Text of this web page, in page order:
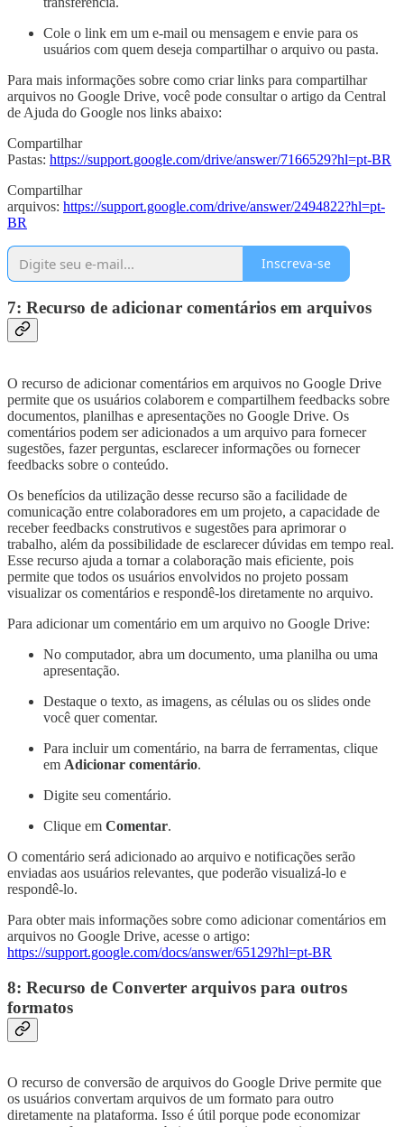
Cole o link em um e-mail ou mensagem e envie para os
usuários com quem deseja compartilhar o arquivo ou pasta.
Para mais informações sobre como criar links para compartilhar
arquivos no Google Drive, você pode consultar o artigo da Central
de Ajuda do Google nos links abaixo:
Compartilhar
Pastas: https://support.google.com/drive/answer/7166529?hl=pt-BR
Compartilhar
arquivos: https://support.google.com/drive/answer/2494822?hl=pt-
BR
Inscreva-se
7: Recurso de adicionar comentários em arquivos
O recurso de adicionar comentários em arquivos no Google Drive
permite que os usuários colaborem e compartilhem feedbacks sobre
documentos, planilhas e apresentações no Google Drive. Os
comentários podem ser adicionados a um arquivo para fornecer
sugestões, fazer perguntas, esclarecer informações ou fornecer
feedbacks sobre o conteúdo.
Os benefícios da utilização desse recurso são a facilidade de
comunicação entre colaboradores em um projeto, a capacidade de
receber feedbacks construtivos e sugestões para aprimorar o
trabalho, além da possibilidade de esclarecer dúvidas em tempo real.
Esse recurso ajuda a tornar a colaboração mais eficiente, pois
permite que todos os usuários envolvidos no projeto possam
visualizar os comentários e respondê-los diretamente no arquivo.
Para adicionar um comentário em um arquivo no Google Drive:
No computador, abra um documento, uma planilha ou uma
apresentação.
Destaque o texto, as imagens, as células ou os slides onde
você quer comentar.
Para incluir um comentário, na barra de ferramentas, clique
em Adicionar comentário.
Digite seu comentário.
Clique em Comentar.
O comentário será adicionado ao arquivo e notificações serão
enviadas aos usuários relevantes, que poderão visualizá-lo e
respondê-lo.
Para obter mais informações sobre como adicionar comentários em
arquivos no Google Drive, acesse o artigo:
https://support.google.com/docs/answer/65129?hl=pt-BR
8: Recurso de Converter arquivos para outros
formatos
O recurso de conversão de arquivos do Google Drive permite que
os usuários convertam arquivos de um formato para outro
diretamente na plataforma. Isso é útil porque pode economizar